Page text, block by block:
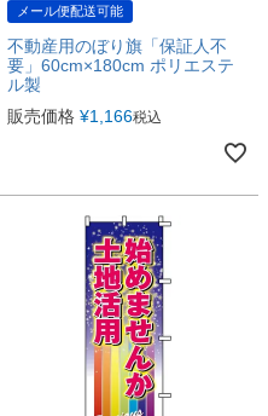
メール便配送可能
不動産用のぼり旗「保証人不
要」60cm×180cm ポリエステ
ル製
販売価格 ¥1,166税込